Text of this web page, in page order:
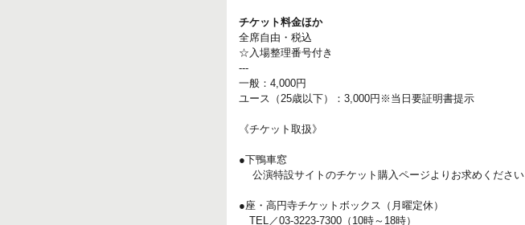
チケット料金ほか
全席自由・税込
☆入場整理番号付き
---
一般：4,000円
ユース（25歳以下）：3,000円※当日要証明書提示
《チケット取扱》
●下鴨車窓
公演特設サイトのチケット購入ページよりお求めください
●座・高円寺チケットボックス（月曜定休）
TEL／03-3223-7300（10時～18時）